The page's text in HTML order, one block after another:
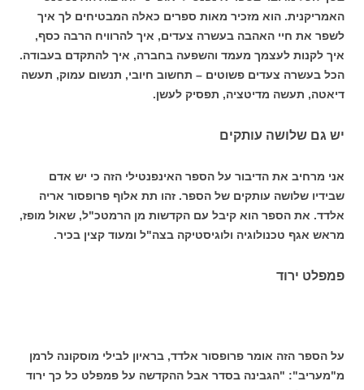
האמריקנית. הוא מזכיר מאות ספרים כאלה המבטיחים לך איך
לשפר את חיי האהבה בעשרה צעדים, איך להרוויח הרבה כסף,
איך לקנות לעצמך מעמד והשפעה בחברה, איך להתקדם בעבודה.
הכל בעשרה צעדים פשוטים – תחשוב חיובי, תנשום עמוק, תעשה
דיאטה, תעשה מדיטציה, תפסיק לעשן.
יש גם שלושה עותקים
אני מרחיב את הדיבור על הספר האינפנטילי הזה כי יש אדם
שבידיו שלושה עותקים של הספר. זהו תת אלוף פרופסור אריה
אלדד. את הספר הוא קיבל עם הקדשות מן הרמטכ"ל, שאול מופז,
מראש אגף טכנולוגיה ולוגיסטיקה בצה"ל ומעוד קצין בכיר.
פמפלט ירוד
על הספר הזה אומר פרופסור אלדד, בראיון לבילי מוסקונה לרמן
מ"מעריב": "הגבינה בסדר אבל ההקדשה על פמפלט כל כך ירוד